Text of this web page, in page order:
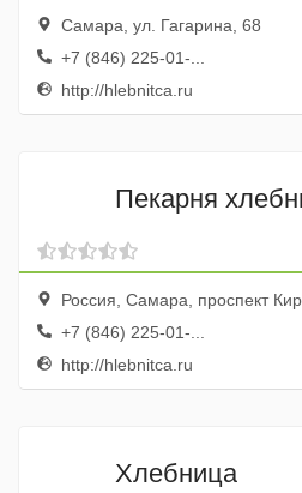
Самара, ул. Гагарина, 68
+7 (846) 225-01-...
http://hlebnitca.ru
Пекарня
Россия, Самара, проспект
+7 (846) 225-01-...
http://hlebnitca.ru
Хлебница